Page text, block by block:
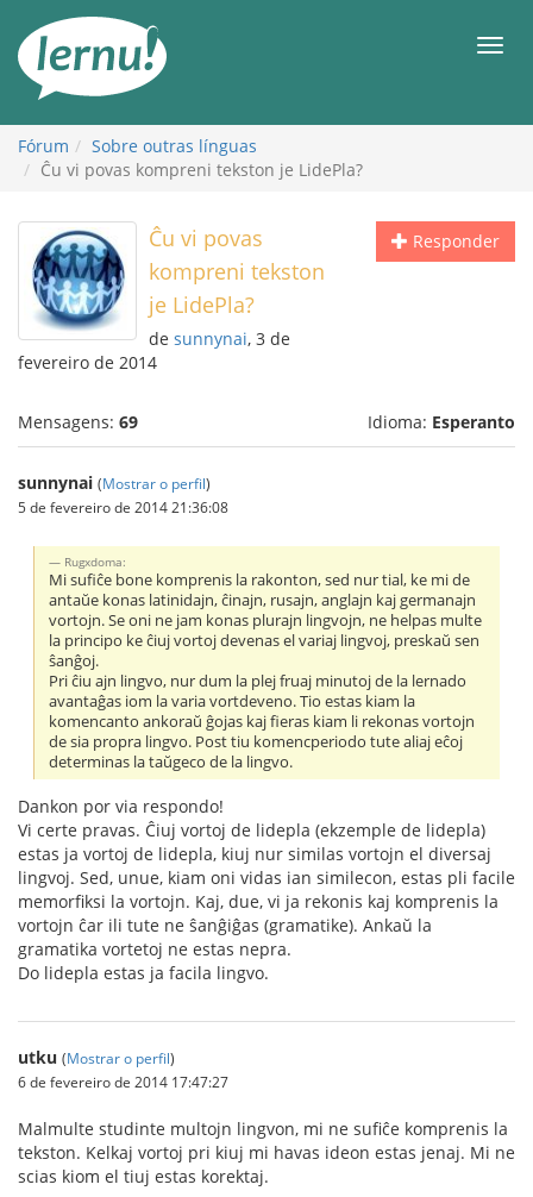
conteúdo
Fórum
Sobre outras línguas
Ĉu vi povas kompreni tekston je LidePla?
Responder
Ĉu vi povas
kompreni tekston
je LidePla?
de sunnynai, 3 de
fevereiro de 2014
Mensagens: 69 Idioma: Esperanto
sunnynai (Mostrar o perfil)
5 de fevereiro de 2014 21:36:08
Rugxdoma:
Mi sufiĉe bone komprenis la rakonton, sed nur tial, ke mi de
antaŭe konas latinidajn, ĉinajn, rusajn, anglajn kaj germanajn
vortojn. Se oni ne jam konas plurajn lingvojn, ne helpas multe
la principo ke ĉiuj vortoj devenas el variaj lingvoj, preskaŭ sen
ŝanĝoj.
Pri ĉiu ajn lingvo, nur dum la plej fruaj minutoj de la lernado
avantaĝas iom la varia vortdeveno. Tio estas kiam la
komencanto ankoraŭ ĝojas kaj fieras kiam li rekonas vortojn
de sia propra lingvo. Post tiu komencperiodo tute aliaj eĉoj
determinas la taŭgeco de la lingvo.
Dankon por via respondo!
Vi certe pravas. Ĉiuj vortoj de lidepla (ekzemple de lidepla)
estas ja vortoj de lidepla, kiuj nur similas vortojn el diversaj
lingvoj. Sed, unue, kiam oni vidas ian similecon, estas pli facile
memorfiksi la vortojn. Kaj, due, vi ja rekonis kaj komprenis la
vortojn ĉar ili tute ne ŝanĝiĝas (gramatike). Ankaŭ la
gramatika vortetoj ne estas nepra.
Do lidepla estas ja facila lingvo.
utku (Mostrar o perfil)
6 de fevereiro de 2014 17:47:27
Malmulte studinte multojn lingvon, mi ne sufiĉe komprenis la
tekston. Kelkaj vortoj pri kiuj mi havas ideon estas jenaj. Mi ne
scias kiom el tiuj estas korektaj.